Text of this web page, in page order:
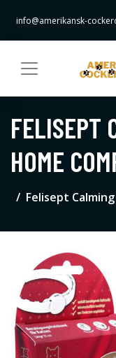
info@amerikansk-
FELISEPT
HOME
Felisept